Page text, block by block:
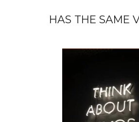
HAS THE SAME